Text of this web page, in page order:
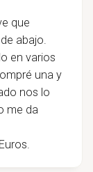
que
abajo.
en varios
una y
nos lo
me da